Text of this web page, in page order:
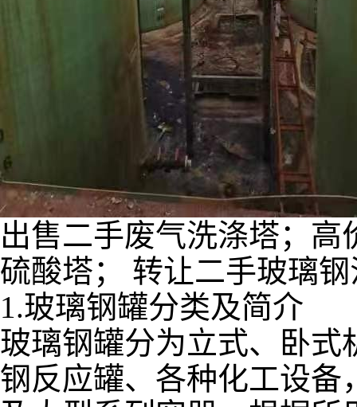
出售二手废气洗涤塔；
硫酸塔； 转让二手玻璃
1.玻璃钢罐分类及简介
玻璃钢罐分为立式、卧式
钢反应罐、各种化工设备